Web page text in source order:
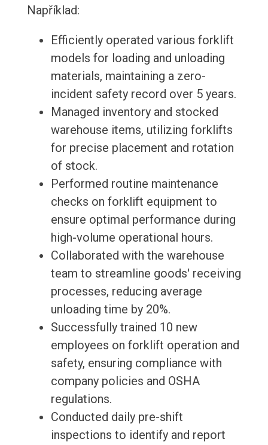
Například:
Efficiently operated various forklift
models for loading and unloading
materials, maintaining a zero-
incident safety record over 5 years.
Managed inventory and stocked
warehouse items, utilizing forklifts
for precise placement and rotation
of stock.
Performed routine maintenance
checks on forklift equipment to
ensure optimal performance during
high-volume operational hours.
Collaborated with the warehouse
team to streamline goods' receiving
processes, reducing average
unloading time by 20%.
Successfully trained 10 new
employees on forklift operation and
safety, ensuring compliance with
company policies and OSHA
regulations.
Conducted daily pre-shift
inspections to identify and report